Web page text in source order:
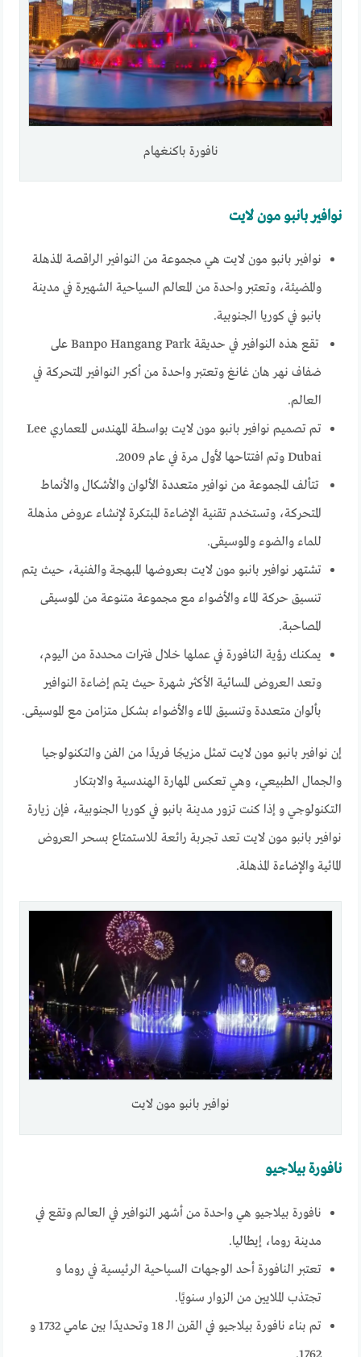
نافورة باكنغهام
نوافير بانبو مون لايت
نوافير بانبو مون لايت هي مجموعة من النوافير الراقصة المذهلة
والمضيئة، وتعتبر واحدة من المعالم السياحية الشهيرة في مدينة
بانبو في كوريا الجنوبية.
تقع هذه النوافير في حديقة Banpo Hangang Park على
ضفاف نهر هان غانغ وتعتبر واحدة من أكبر النوافير المتحركة في
العالم.
تم تصميم نوافير بانبو مون لايت بواسطة المهندس المعماري Lee
Dubai وتم افتتاحها لأول مرة في عام 2009.
تتألف المجموعة من نوافير متعددة الألوان والأشكال والأنماط
المتحركة، وتستخدم تقنية الإضاءة المبتكرة لإنشاء عروض مذهلة
للماء والضوء والموسيقى.
تشتهر نوافير بانبو مون لايت بعروضها المبهجة والفنية، حيث يتم
تنسيق حركة الماء والأضواء مع مجموعة متنوعة من الموسيقى
المصاحبة.
يمكنك رؤية النافورة في عملها خلال فترات محددة من اليوم،
وتعد العروض المسائية الأكثر شهرة حيث يتم إضاءة النوافير
بألوان متعددة وتنسيق الماء والأضواء بشكل متزامن مع الموسيقى.
إن نوافير بانبو مون لايت تمثل مزيجًا فريدًا من الفن والتكنولوجيا
والجمال الطبيعي، وهي تعكس المهارة الهندسية والابتكار
التكنولوجي و إذا كنت تزور مدينة بانبو في كوريا الجنوبية، فإن زيارة
نوافير بانبو مون لايت تعد تجربة رائعة للاستمتاع بسحر العروض
المائية والإضاءة المذهلة.
نوافير بانبو مون لايت
نافورة بيلاجيو
نافورة بيلاجيو هي واحدة من أشهر النوافير في العالم وتقع في
مدينة روما، إيطاليا.
تعتبر النافورة أحد الوجهات السياحية الرئيسية في روما و
تجتذب الملايين من الزوار سنويًا.
تم بناء نافورة بيلاجيو في القرن الـ 18 وتحديدًا بين عامي 1732 و